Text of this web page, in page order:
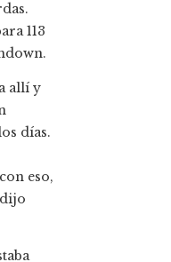
113
allí y
días.
eso,